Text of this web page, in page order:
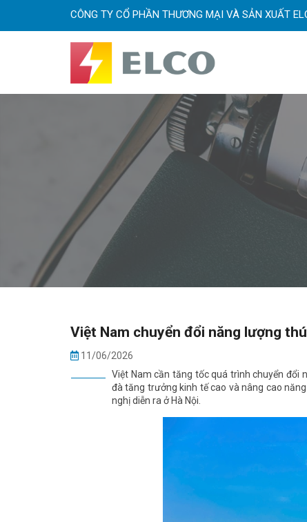
CÔNG TY CỔ PHẦN THƯƠNG MẠI VÀ SẢN XUẤT
Việt Nam chuyển đổi năng lượng
11/06/2026
Việt Nam cần tăng tốc quá trình chuyển đổi
đà tăng trưởng kinh tế cao và nâng cao
nghị diễn ra ở Hà Nội.